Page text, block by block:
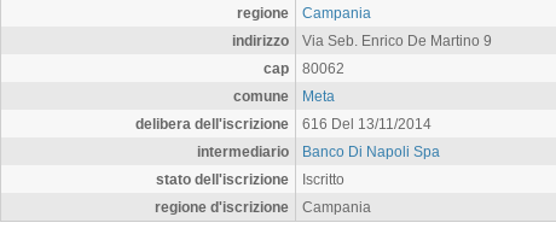
regione
Campania
indirizzo
Via Seb. Enrico De Martino 9
cap
80062
comune
Meta
delibera dell'iscrizione
616 Del 13/11/2014
intermediario
Banco Di Napoli Spa
stato dell'iscrizione
Iscritto
regione d'iscrizione
Campania